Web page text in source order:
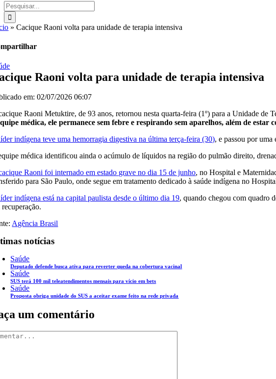
Buscar
resultados
para:
»Cacique Raoni volta para unidade de terapia intensiva
Raoni volta para unidade de terapia intensiva
em: 02/07/2026 06:07
Raoni Metuktire, de 93 anos, retornou nesta quarta-feira (1º) para a Unidade
médica, ele permanece sem febre e respirando sem aparelhos, além de estar
indígena teve uma hemorragia digestiva na última terça-feira (30), e passou por uma
médica identificou ainda o acúmulo de líquidos na região do pulmão direito,
Raoni foi internado em estado grave no dia 15 de junho, no Hospital e
para São Paulo, onde segue em tratamento dedicado à saúde indígena no
indígena está na capital paulista desde o último dia 19, quando chegou com quadro
recuperação.
Agência Brasil
notícias
Saúde
Deputado defende busca ativa para reverter queda na cobertura vacinal
Saúde
SUS terá 100 mil teleatendimentos mensais para vício em bets
Saúde
Proposta obriga unidade do SUS a aceitar exame feito na rede privada
um comentário